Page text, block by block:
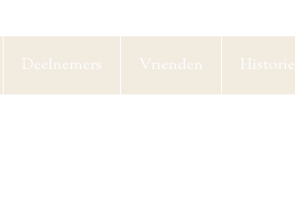
Deelnemers Vrienden Historie